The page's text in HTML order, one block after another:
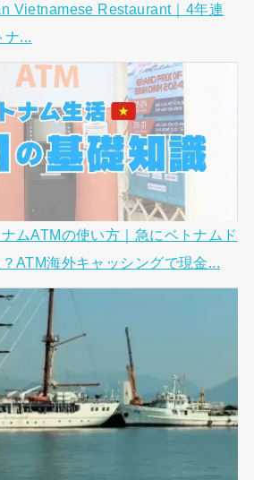
Vietnamese Restaurant｜4年連
ナ...
ナムATMの使い方｜急にベトナムド
ATM海外キャッシングで現金...